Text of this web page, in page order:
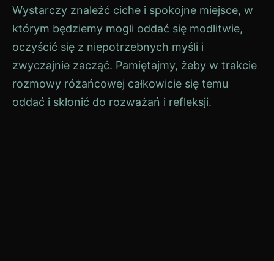
Wystarczy znaleźć ciche i spokojne miejsce, w
którym będziemy mogli oddać się modlitwie,
oczyścić się z niepotrzebnych myśli i
zwyczajnie zacząć. Pamiętajmy, żeby w trakcie
rozmowy różańcowej całkowicie się temu
oddać i skłonić do rozważań i refleksji.